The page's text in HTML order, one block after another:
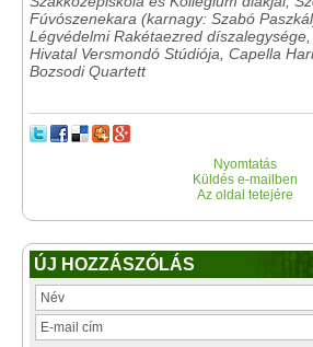
Fúvószenekara (karnagy: Szabó
Légvédelmi Rakétaezred
Hivatal Versmondó Stúdiója, Capella
Bozsodi Quartett
Nyomtatás
Küldés e-mailben
Az oldal tetejére
ÚJ HOZZÁSZÓLÁS